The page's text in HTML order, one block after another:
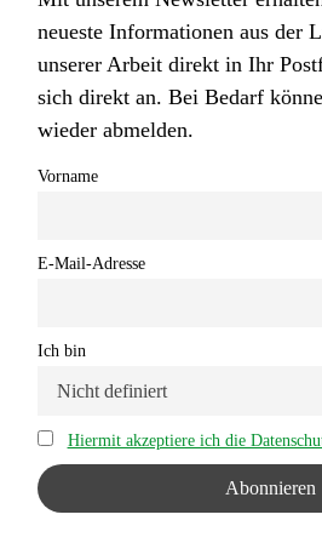
neueste Informationen aus der
unserer Arbeit direkt in Ihr
sich direkt an. Bei Bedarf
wieder abmelden.
Vorname
E-Mail-Adresse
Ich bin
Hiermit akzeptiere ich die